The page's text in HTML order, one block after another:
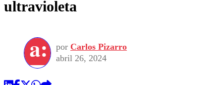
ultravioleta
por Carlos Pizarro
abril 26, 2024